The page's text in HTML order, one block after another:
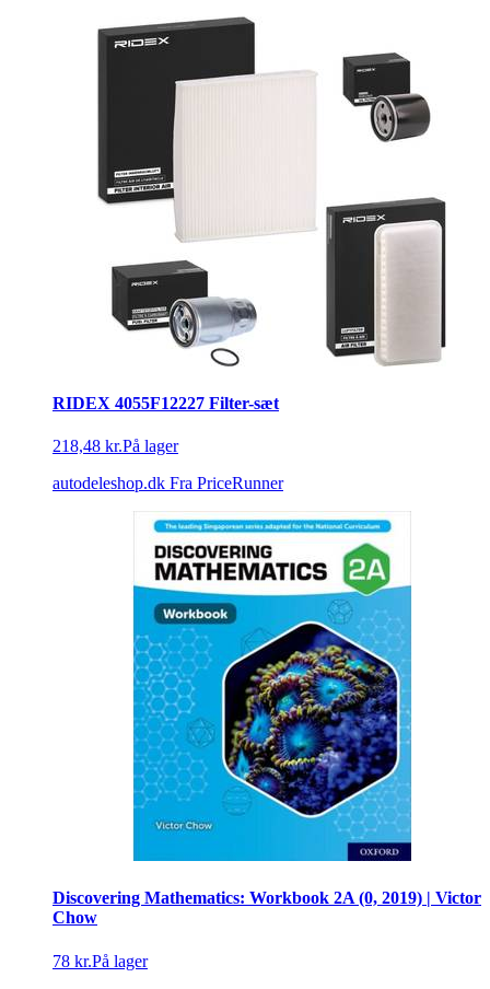
RIDEX 4055F12227 Filter-sæt
218,48 kr.På lager
autodeleshop.dk Fra PriceRunner
Discovering Mathematics: Workbook 2A (0, 2019) | Victor
Chow
78 kr.På lager